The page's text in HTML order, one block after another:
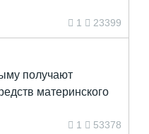
1 23399
получают
материнского
1 53378